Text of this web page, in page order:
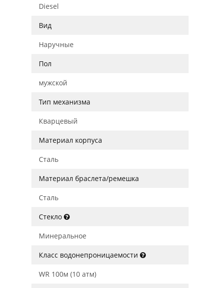
Diesel
Вид
Наручные
Пол
мужской
Тип механизма
Кварцевый
Материал корпуса
Сталь
Материал браслета/ремешка
Сталь
Стекло
Минеральное
Класс водонепроницаемости
WR 100м (10 атм)